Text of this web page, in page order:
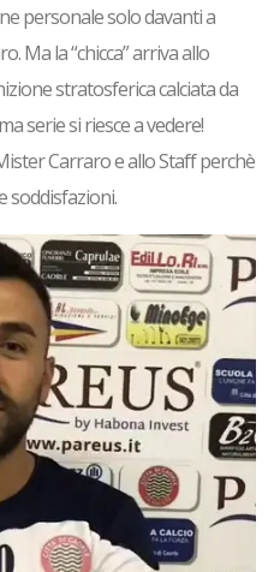
personale solo davanti a
Ma la “chicca” arriva allo
stratosferica calciata da
serie si riesce a vedere!
Carraro e allo Staff perchè
soddisfazioni.